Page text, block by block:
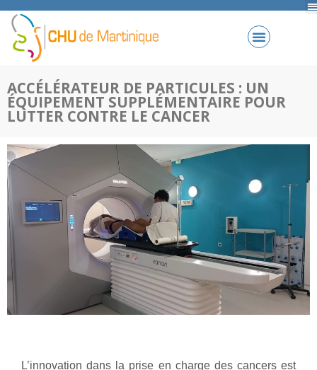
ACCÉLÉRATEUR DE PARTICULES : UN
ÉQUIPEMENT SUPPLÉMENTAIRE POUR
LUTTER CONTRE LE CANCER
L’innovation dans la prise en charge des cancers est